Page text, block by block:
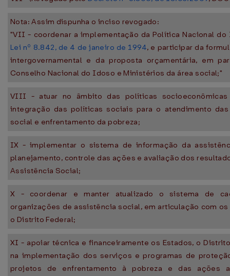
Nota: Assim dispunha o inciso revogado:
"VII - coordenar a implementação da Política Nacional
Lei nº 8.842, de 4 de janeiro de 1994, e participar da
intergovernamental e da proposta orçamentária, em
Conselho Nacional do Idoso e Ministérios da área social;"
VIII - atuar no âmbito das políticas
integração das políticas sociais para o atendimento
social e enfrentamento da pobreza;
IX - implementar o sistema de informação da
planejamento, controle das ações e avaliação dos
Assistência Social;
X - coordenar e manter atualizado o sistema de
organizações de assistência social, em articulação com
o Distrito Federal;
XI - apoiar técnica e financeiramente os Estados, o
na implementação dos serviços e programas de
projetos de enfrentamento à pobreza e das ações